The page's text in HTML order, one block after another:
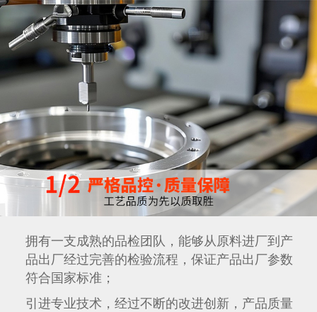
拥有一支成熟的品检团队，能够从原料进厂到产
品出厂经过完善的检验流程，保证产品出厂参数
符合国家标准；
引进专业技术，经过不断的改进创新，产品质量